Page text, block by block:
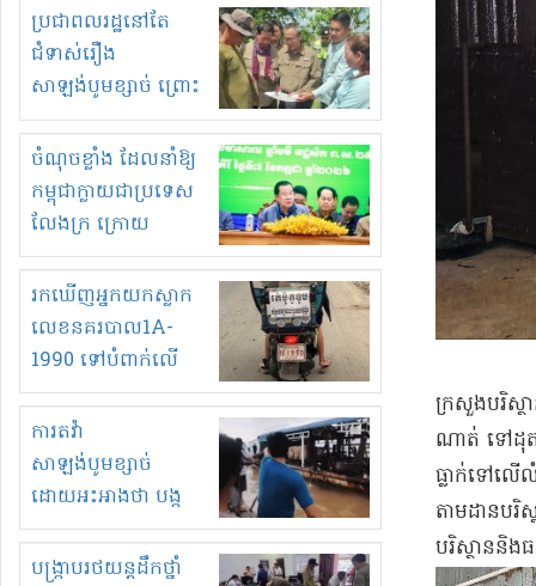
មួយចំនួនទៀត
កំពង់តែគុបគិតគ្នា
ធ្វើសកម្មភាពរកស៊ីនិង
ស្តុកទំនិញគេចពន្ធ?
ប្រជាពលរដ្ឋនៅតែ
ជំទាស់រឿង
សាឡង់បូមខ្សាច់ ព្រោះ
ខ្លាចបាក់ច្រាំងទៀត!
ចំណុចខ្លាំង ដែលនាំឱ្យ
កម្ពុជាក្លាយជាប្រទេស
លែងក្រ ក្រោយ
ឆ្នាំ២០៣០
រកឃើញអ្នកយកស្លាក
លេខនគរបាល1A-
1990 ទៅបំពាក់លើ
ម៉ូតូរបស់ខ្លួន ដាកផ្លាក
រត់ឌុបហើយ
ការតវ៉ា
សាឡង់បូមខ្សាច់
ដោយអះអាងថា បង្ក
បាក់ច្រាំងទន្លេ និង
រំខានទាំងយប់ទាំងថ្ងៃ
បង្ក្រាបរថយន្តដឹកថ្នាំ
ក្រសួងបរិស្ថ
ណាត់ ទៅដុត
ធ្លាក់ទៅលើ
តាមដានប
បរិស្ថាននិង